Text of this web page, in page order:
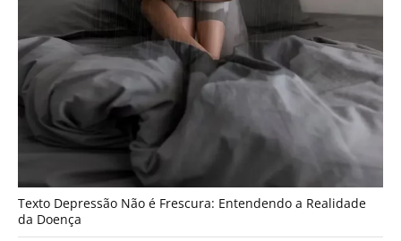
Texto Depressão Não é Frescura: Entendendo a Realidade
da Doença